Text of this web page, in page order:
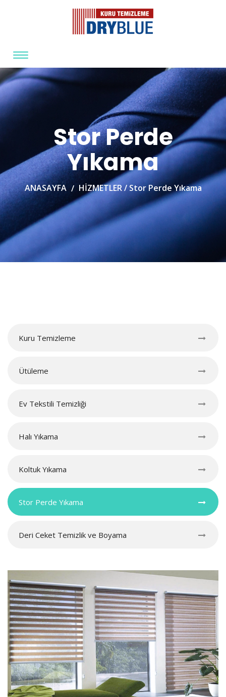
Stor Perde
Yıkama
ANASAYFA HİZMETLER /Stor Perde Yıkama
Kuru Temizleme
Ütüleme
Ev Tekstili Temizliği
Halı Yıkama
Koltuk Yıkama
Stor Perde Yıkama
Deri Ceket Temizlik ve Boyama